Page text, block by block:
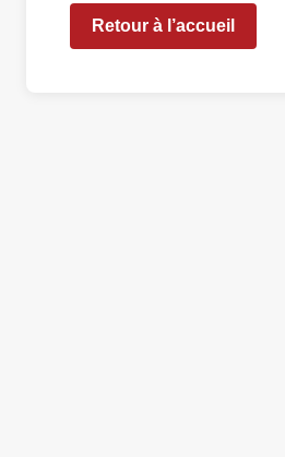
Retour à l’accueil